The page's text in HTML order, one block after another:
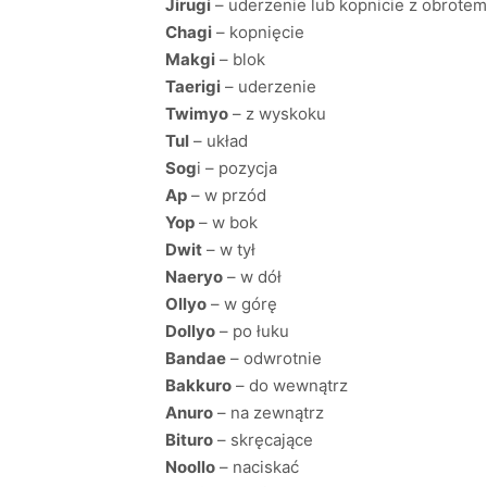
Jirugi – uderzenie lub kopnicie z obrotem
Chagi – kopnięcie
Makgi – blok
Taerigi – uderzenie
Twimyo – z wyskoku
Tul – układ
Sogi – pozycja
Ap – w przód
Yop – w bok
Dwit – w tył
Naeryo – w dół
Ollyo – w górę
Dollyo – po łuku
Bandae – odwrotnie
Bakkuro – do wewnątrz
Anuro – na zewnątrz
Bituro – skręcające
Noollo – naciskać